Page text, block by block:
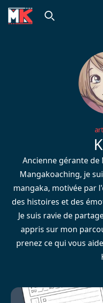
Aller au contenu
Ancienne gérante
Mangakoaching, je
mangaka, motivée par
des histoires et des
Je suis ravie de
appris sur mon
prenez ce qui vous